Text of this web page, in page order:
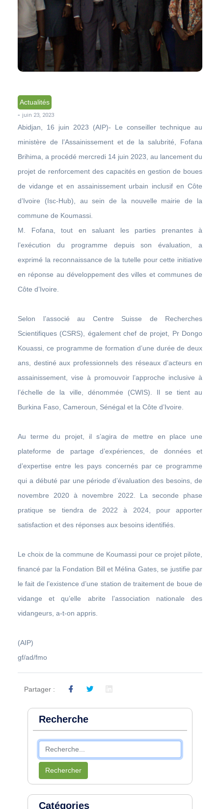
Actualités
- juin 23, 2023
Abidjan, 16 juin 2023 (AIP)- Le conseiller technique au
ministère de l’Assainissement et de la salubrité, Fofana
Brihima, a procédé mercredi 14 juin 2023, au lancement du
projet de renforcement des capacités en gestion de boues
de vidange et en assainissement urbain inclusif en Côte
d’Ivoire (Isc-Hub), au sein de la nouvelle mairie de la
commune de Koumassi.
M. Fofana, tout en saluant les parties prenantes à
l’exécution du programme depuis son évaluation, a
exprimé la reconnaissance de la tutelle pour cette initiative
en réponse au développement des villes et communes de
Côte d’Ivoire.
Selon l’associé au Centre Suisse de Recherches
Scientifiques (CSRS), également chef de projet, Pr Dongo
Kouassi, ce programme de formation d’une durée de deux
ans, destiné aux professionnels des réseaux d’acteurs en
assainissement, vise à promouvoir l’approche inclusive à
l’échelle de la ville, dénommée (CWIS). Il se tient au
Burkina Faso, Cameroun, Sénégal et la Côte d’Ivoire.
Au terme du projet, il s’agira de mettre en place une
plateforme de partage d’expériences, de données et
d’expertise entre les pays concernés par ce programme
qui a débuté par une période d’évaluation des besoins, de
novembre 2020 à novembre 2022. La seconde phase
pratique se tiendra de 2022 à 2024, pour apporter
satisfaction et des réponses aux besoins identifiés.
Le choix de la commune de Koumassi pour ce projet pilote,
financé par la Fondation Bill et Mélina Gates, se justifie par
le fait de l’existence d’une station de traitement de boue de
vidange et qu’elle abrite l’association nationale des
vidangeurs, a-t-on appris.
(AIP)
gf/ad/fmo
Partager :
Recherche
Rechercher
Catégories